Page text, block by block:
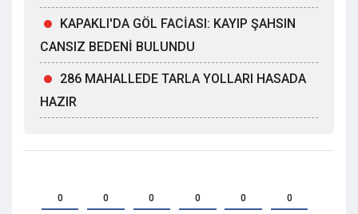
KAPAKLI'DA GÖL FACİASI: KAYIP ŞAHSIN
CANSIZ BEDENİ BULUNDU
286 MAHALLEDE TARLA YOLLARI HASADA
HAZIR
0 0 0 0 0 0